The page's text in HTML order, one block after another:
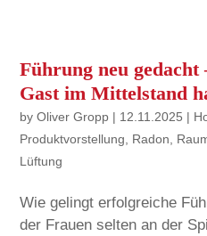
Führung neu
Gast im Mittelstand
byOliver Gropp | 12.11.2025 |
Produktvorstellung
Radon
Lüftung
Wie gelingt erfolgreiche
der Frauen selten an der